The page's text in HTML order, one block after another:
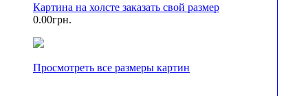
Картина на холсте заказать свой размер
0.00грн.
Просмотреть все размеры картин